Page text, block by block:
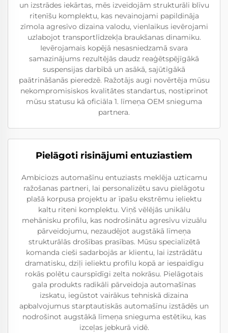
un izstrādes iekārtas, mēs izveidojām strukturāli blīvu
ritenīšu komplektu, kas nevainojami papildināja
zīmola agresīvo dizaina valodu, vienlaikus ievērojami
uzlabojot transportlīdzekļa braukšanas dinamiku.
Ievērojamais kopējā nesasniedzamā svara
samazinājums rezultējās daudz reaģētspējīgākā
suspensijas darbībā un asākā, sajūtīgākā
paātrināšanās pieredzē. Ražotājs augi novērtēja mūsu
nekompromisiskos kvalitātes standartus, nostiprinot
mūsu statusu kā oficiāla 1. līmeņa OEM snieguma
partnera.
Pielāgoti risinājumi entuziastiem
Ambiciozs automašīnu entuziasts meklēja uzticamu
ražošanas partneri, lai personalizētu savu pielāgotu
plašā korpusa projektu ar īpašu ekstrēmu ieliektu
kaltu riteni komplektu. Viņš vēlējās unikālu
mehānisku profilu, kas nodrošinātu agresīvu vizuālu
pārveidojumu, nezaudējot augstākā līmeņa
strukturālās drošības prasības. Mūsu specializētā
komanda cieši sadarbojās ar klientu, lai izstrādātu
dramatisku, dziļi ieliektu profilu kopā ar iespaidīgu
rokās polētu caurspīdīgi zelta nokrāsu. Pielāgotais
gala produkts radikāli pārveidoja automašīnas
izskatu, iegūstot vairākus tehniskā dizaina
apbalvojumus starptautiskās automašīnu izstādēs un
nodrošinot augstākā līmeņa snieguma estētiku, kas
izceļas jebkurā vidē.